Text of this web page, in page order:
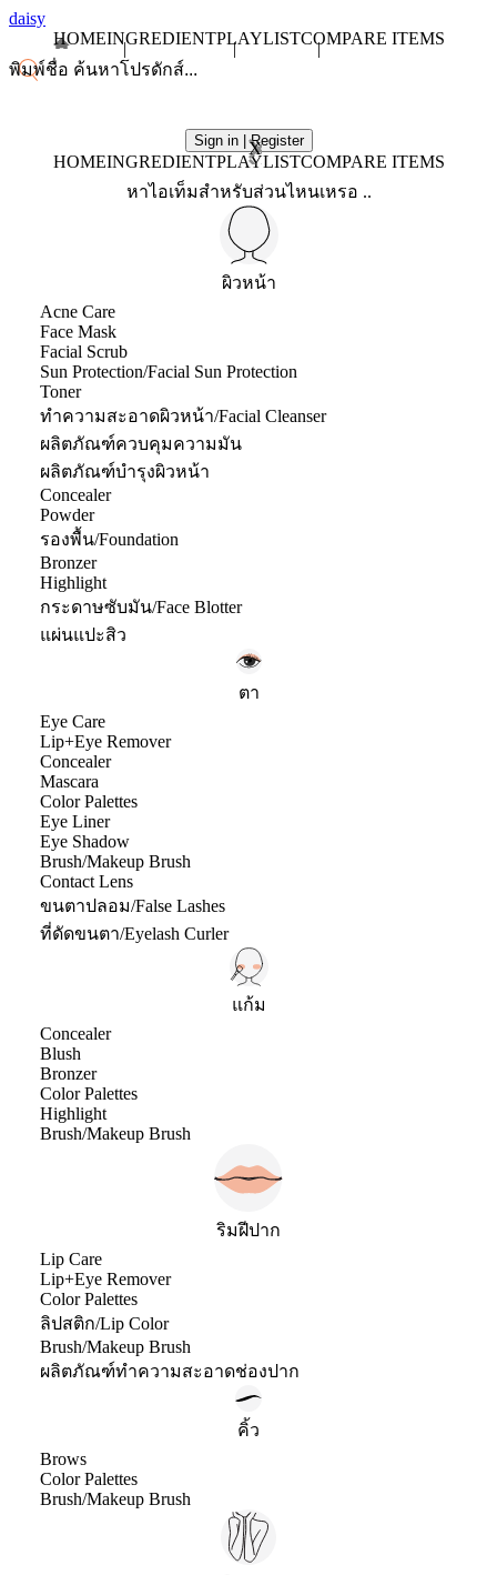
daisy
HOMEINGREDIENTPLAYLISTCOMPARE ITEMS
Sign in | Register
X
HOMEINGREDIENTPLAYLISTCOMPARE ITEMS
หาไอเท็มสำหรับส่วนไหนเหรอ ..
ผิวหน้า
Acne Care
Face Mask
Facial Scrub
Sun Protection/Facial Sun Protection
Toner
ทำความสะอาดผิวหน้า/Facial Cleanser
ผลิตภัณฑ์ควบคุมความมัน
ผลิตภัณฑ์บำรุงผิวหน้า
Concealer
Powder
รองพื้น/Foundation
Bronzer
Highlight
กระดาษซับมัน/Face Blotter
แผ่นแปะสิว
ตา
Eye Care
Lip+Eye Remover
Concealer
Mascara
Color Palettes
Eye Liner
Eye Shadow
Brush/Makeup Brush
Contact Lens
ขนตาปลอม/False Lashes
ที่ดัดขนตา/Eyelash Curler
แก้ม
Concealer
Blush
Bronzer
Color Palettes
Highlight
Brush/Makeup Brush
ริมฝีปาก
Lip Care
Lip+Eye Remover
Color Palettes
ลิปสติก/Lip Color
Brush/Makeup Brush
ผลิตภัณฑ์ทำความสะอาดช่องปาก
คิ้ว
Brows
Color Palettes
Brush/Makeup Brush